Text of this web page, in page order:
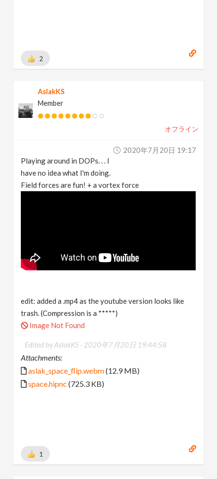
2
AslakKS
Member
オフライン
2020年7月20日 19:17
Playing around in DOPs. . . I
have no idea what I'm doing.
Field forces are fun! + a vortex force
edit: added a .mp4 as the youtube version looks like
trash. (Compression is a *****)
Image Not Found
Edited by AslakKS - 2020年7月20日 19:44:58
Attachments:
aslak_space_flip.webm(12.9 MB)
space.hipnc (725.3 KB)
1